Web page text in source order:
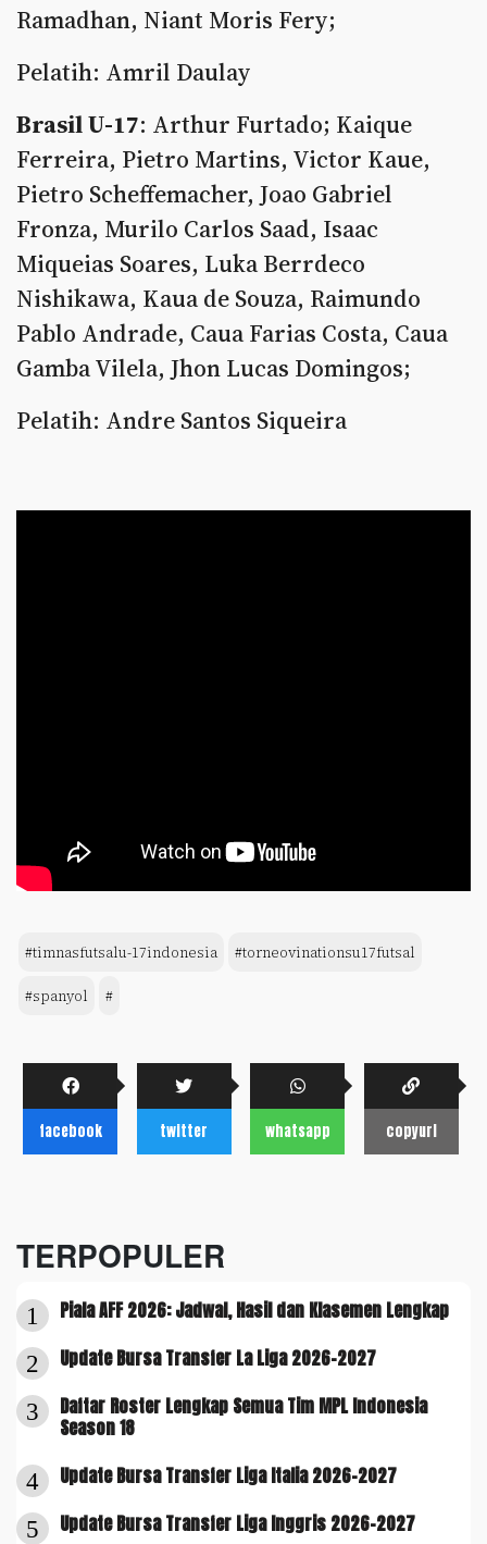
Ramadhan, Niant Moris Fery;
Pelatih: Amril Daulay
Brasil U-17: Arthur Furtado; Kaique
Ferreira, Pietro Martins, Victor Kaue,
Pietro Scheffemacher, Joao Gabriel
Fronza, Murilo Carlos Saad, Isaac
Miqueias Soares, Luka Berrdeco
Nishikawa, Kaua de Souza, Raimundo
Pablo Andrade, Caua Farias Costa, Caua
Gamba Vilela, Jhon Lucas Domingos;
Pelatih: Andre Santos Siqueira
#timnasfutsalu-17indonesia #torneovinationsu17futsal
#spanyol #
facebook twitter whatsapp copyurl
TERPOPULER
1 Piala AFF 2026: Jadwal, Hasil dan Klasemen Lengkap
2 Update Bursa Transfer La Liga 2026-2027
3
Daftar Roster Lengkap Semua Tim MPL Indonesia
Season 18
4 Update Bursa Transfer Liga Italia 2026-2027
5 Update Bursa Transfer Liga Inggris 2026-2027